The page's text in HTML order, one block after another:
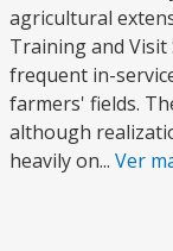
agricultural
Training and Visit
frequent in-
farmers' fields.
although
heavily on... Ver